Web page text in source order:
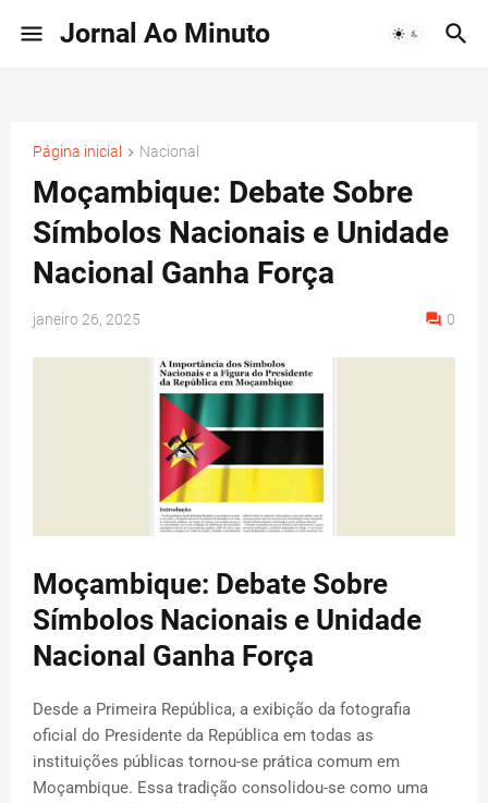
Jornal Ao Minuto
Página inicial Nacional
Moçambique: Debate Sobre
Símbolos Nacionais e Unidade
Nacional Ganha Força
janeiro 26, 2025 0
Moçambique: Debate Sobre
Símbolos Nacionais e Unidade
Nacional Ganha Força
Desde a Primeira República, a exibição da fotografia
oficial do Presidente da República em todas as
instituições públicas tornou-se prática comum em
Moçambique. Essa tradição consolidou-se como uma